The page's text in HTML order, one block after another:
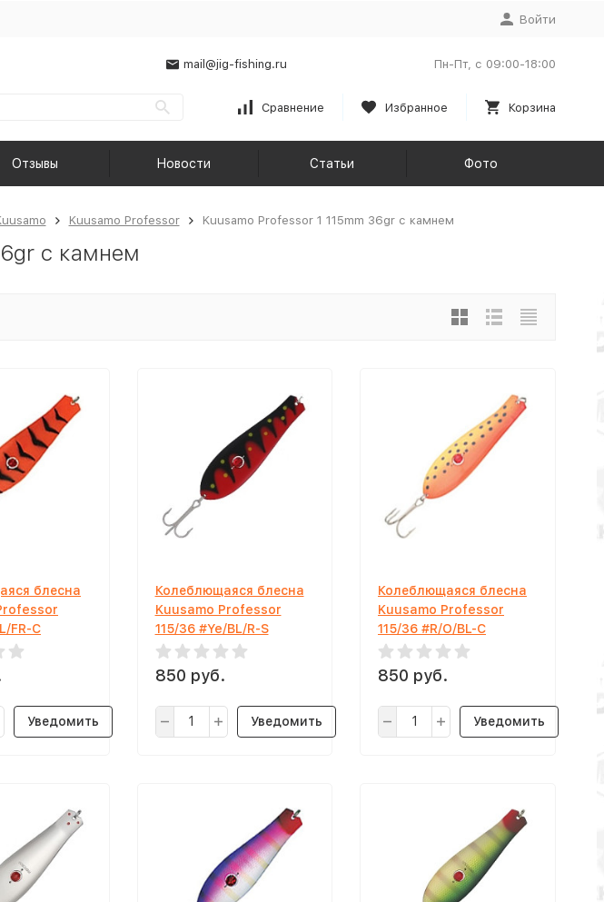
Войти
mail@jig-fishing.ru Пн-Пт, с 09:00-18:00
Сравнение Избранное Корзина
Отзывы Новости Статьи Фото
Kuusamo Professor Kuusamo Professor 1 115mm 36gr с камнем
с камнем
блесна
FR-C
Уведомить
Колеблющаяся блесна
Kuusamo Professor
115/36 #Ye/BL/R-S
850 руб.
Уведомить
Колеблющаяся блесна
Kuusamo Professor
115/36 #R/O/BL-C
850 руб.
Уведомить